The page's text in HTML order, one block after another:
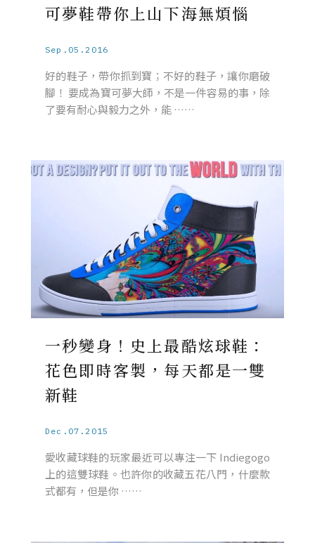
可夢鞋帶你上山下海無煩惱
Sep.05.2016
好的鞋子，帶你抓到寶；不好的鞋子，讓你磨破
腳！ 要成為寶可夢大師，不是一件容易的事，除
了要有耐心與毅力之外，能 ……
一秒變身！史上最酷炫球鞋：
花色即時客製，每天都是一雙
新鞋
Dec.07.2015
愛收藏球鞋的玩家最近可以專注一下 Indiegogo
上的這雙球鞋。也許你的收藏五花八門，什麼款
式都有，但是你 ……